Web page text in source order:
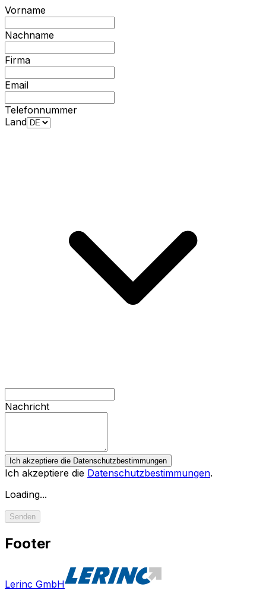
Vorname
Nachname
Firma
Email
Telefonnummer
Land
Nachricht
Ich akzeptiere die Datenschutzbestimmungen
Ich akzeptiere die Datenschutzbestimmungen.
Loading...
Senden
Footer
Lerinc GmbH